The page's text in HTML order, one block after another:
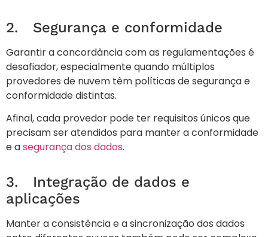
2. Segurança e conformidade
Garantir a concordância com as regulamentações é
desafiador, especialmente quando múltiplos
provedores de nuvem têm políticas de segurança e
conformidade distintas.
Afinal, cada provedor pode ter requisitos únicos que
precisam ser atendidos para manter a conformidade
e asegurança dos dados.
3. Integração de dados e
aplicações
Manter a consistência e a sincronização dos dados